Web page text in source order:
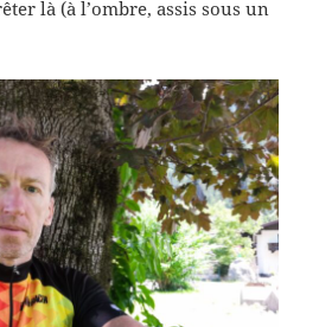
là (à l’ombre, assis sous un